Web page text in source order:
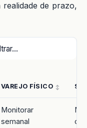
realidade de prazo,
VAREJO FÍSICO
Monitorar
semanal